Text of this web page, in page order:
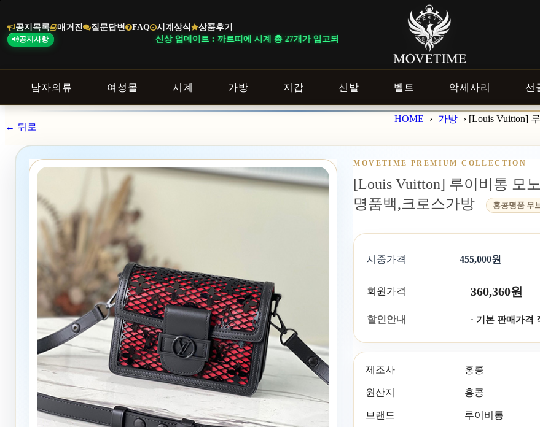
공지목록 매거진 질문답변 FAQ 시계상식 상품후기
공지사항 신상 업데이트 : 까르띠에 시계 총 27개가 입고되었습니다.
남자의류 여성몰 시계 가방 지갑 신발 벨트 악세사리 선
바
로
기
← 뒤로
HOME › 가방 › [Louis Vuitton]
MOVETIME PREMIUM COLLECTION
[Louis Vuitton] 루이비통 모
명품백,크로스가방
홍콩명품 무
시중가격 455,000원
회원가격 360,360원
할인안내 · 기본 판매가격
제조사 홍콩
원산지 홍콩
브랜드 루이비통